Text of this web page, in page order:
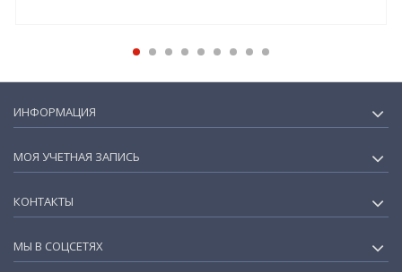
ИНФОРМАЦИЯ
МОЯ УЧЕТНАЯ ЗАПИСЬ
КОНТАКТЫ
МЫ В СОЦСЕТЯХ